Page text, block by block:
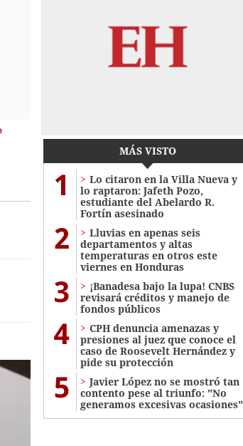
MÁS VISTO
1
Lo citaron en la Villa Nueva y
lo raptaron: Jafeth Pozo,
estudiante del Abelardo R.
Fortín asesinado
2
Lluvias en apenas seis
departamentos y altas
temperaturas en otros este
viernes en Honduras
3
¡Banadesa bajo la lupa! CNBS
revisará créditos y manejo de
fondos públicos
4
CPH denuncia amenazas y
presiones al juez que conoce el
caso de Roosevelt Hernández y
pide su protección
5
Javier López no se mostró tan
contento pese al triunfo: "No
generamos excesivas ocasiones"